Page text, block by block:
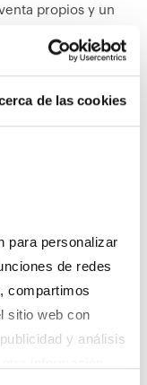
de las cookies
para personalizar
de redes
compartimos
sitio web con
y análisis
propios y un
catalana.
de Barcelona,
con un equipo de
y audiología en
Actualmente la
alemán
de 2020.